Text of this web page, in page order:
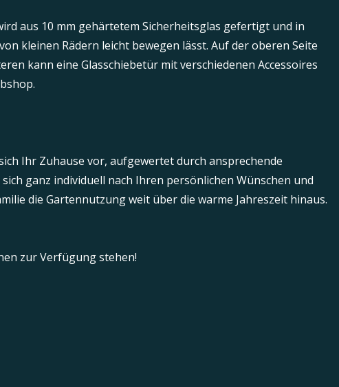
aus 10 mm gehärtetem Sicherheitsglas gefertigt und in
kleinen Rädern leicht bewegen lässt. Auf der oberen Seite
kann eine Glasschiebetür mit verschiedenen Accessoires
Ihr Zuhause vor, aufgewertet durch ansprechende
ganz individuell nach Ihren persönlichen Wünschen und
die Gartennutzung weit über die warme Jahreszeit hinaus.
zur Verfügung stehen!